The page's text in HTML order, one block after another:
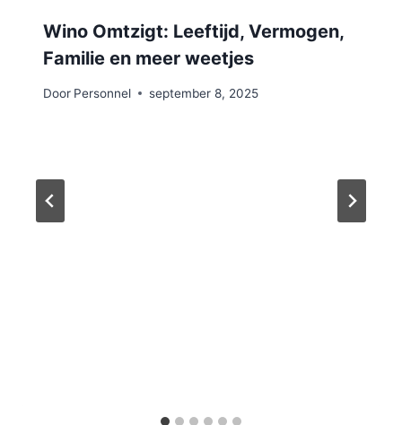
Wino Omtzigt: Leeftijd, Vermogen,
Familie en meer weetjes
Door Personnel september 8, 2025